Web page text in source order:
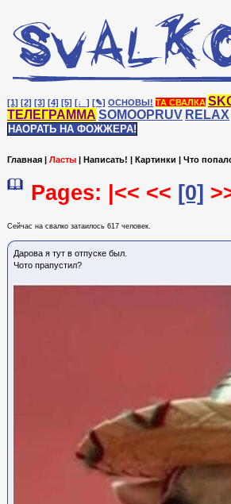
[1] [2] [3] [4] [5] [♩] [✎] ОСНОВЫ! ТА СВАЛКА
ТЕЛЕГРАММА SOMOOPRUV RELAX
НАОРАТЬ НА ФОЖЖЕРА!
Главная | Ласты | Написать! | Картинки | Что
Pages: |<< << [0]
Сейчас на cвалко затаилось 617 человек.
Дарова я тут в отпуске был.
Чото прапустил?